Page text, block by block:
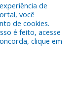
de Juruti.
de
você
de cookies.
é feito, acesse
clique em